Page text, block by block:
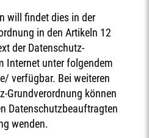
will findet dies in der
in den Artikeln 12
der Datenschutz-
Internet unter folgendem
verfügbar. Bei weiteren
Grundverordnung können
Datenschutzbeauftragten
wenden.